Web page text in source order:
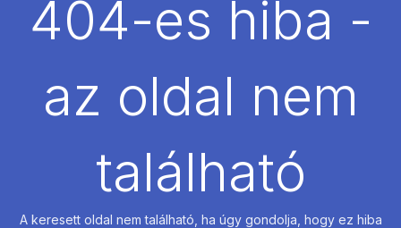
BÉREL
404-es hiba -
az oldal nem
található
A keresett oldal nem található, ha úgy gondolja, hogy ez hiba